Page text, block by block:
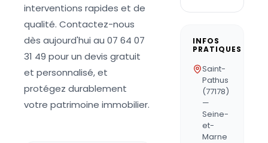
interventions rapides et de
qualité. Contactez-nous
dès aujourd'hui au 07 64 07
31 49 pour un devis gratuit
et personnalisé, et
protégez durablement
votre patrimoine immobilier.
INFOS
PRATIQUES
Saint-
Pathus
(77178)
—
Seine-
et-
Marne